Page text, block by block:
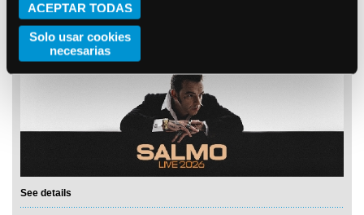
ACEPTAR TODAS
Solo usar cookies
necesarias
See details
Salmo
See details